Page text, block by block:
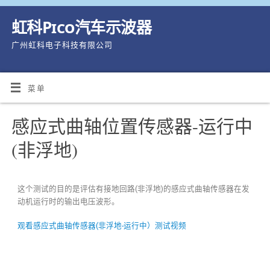
虹科Pico汽车示波器
广州虹科电子科技有限公司
菜单
感应式曲轴位置传感器-运行中
(非浮地)
这个测试的目的是评估有接地回路(非浮地)的感应式曲轴传感器在发
动机运行时的输出电压波形。
观看感应式曲轴传感器(非浮地-运行中）测试视频